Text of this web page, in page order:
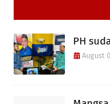
PH
August